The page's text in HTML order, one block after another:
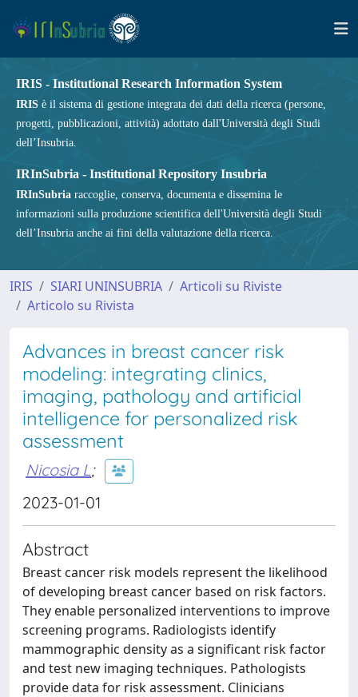
IRIS - Institutional Research Information System
IRIS è il sistema di gestione integrata dei dati della ricerca (persone,
progetti, pubblicazioni, attività) adottato dall'Università degli Studi
dell’Insubria.
IRInSubria - Institutional Repository Insubria
IRInSubria raccoglie, conserva, documenta e dissemina le
informazioni sulla produzione scientifica dell'Università degli Studi
dell’Insubria anche ai fini della valutazione della ricerca.
IRIS SIARI UNINSUBRIA
Articoli su Riviste
Articolo su Rivista
Advances in breast cancer risk
modeling: integrating clinics,
imaging, pathology and artificial
intelligence for personalized risk
assessment
Nicosia L;
2023-01-01
Abstract
Breast cancer risk models represent the likelihood
of developing breast cancer based on risk factors.
They enable personalized interventions to improve
screening programs. Radiologists identify
mammographic density as a significant risk factor
and test new imaging techniques. Pathologists
provide data for risk assessment. Clinicians